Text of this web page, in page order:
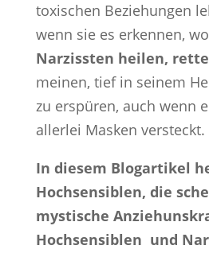
toxischen Beziehungen
wenn sie es erkennen,
Narzissten heilen,
meinen, tief in seinem
zu erspüren, auch wenn
allerlei Masken versteckt.
In diesem Blogartikel
Hochsensiblen, die
mystische
Hochsensiblen und